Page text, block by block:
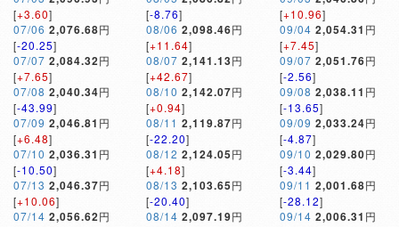
[+3.60]
07/06 2,076.68円
[-20.25]
07/07 2,084.32円
[+7.65]
07/08 2,040.34円
[-43.99]
07/09 2,046.81 円
[+6.48]
07/10 2,036.31 円
[-10.50]
07/13 2,046.37円
[+10.06]
07/14 2,056.62円
[-8.76]
08/06 2,098.46円
[+11.64]
08/07 2,141.13円
[+42.67]
08/10 2,142.07円
[+0.94]
08/11 2,119.87円
[-22.20]
08/12 2,124.05円
[+4.18]
08/13 2,103.65円
[-20.40]
08/14 2,097.19円
[+10.96]
09/04 2,054.31 円
[+7.45]
09/07 2,051.76円
[-2.56]
09/08 2,038.11 円
[-13.65]
09/09 2,033.24円
[-4.87]
09/10 2,029.80円
[-3.44]
09/11 2,001.68円
[-28.12]
09/14 2,006.31 円